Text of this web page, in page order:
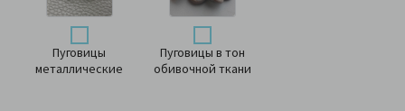
Пуговицы
металлические
Пуговицы в тон
обивочной ткани